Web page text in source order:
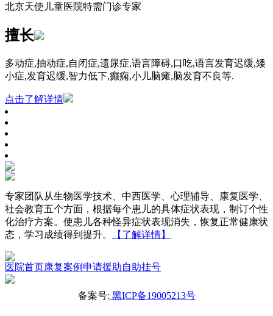
北京天使儿童医院特需门诊专家
擅长
多动症,抽动症,自闭症,遗尿症,语言障碍,口吃,语言发育迟缓,矮
小症,发育迟缓,智力低下,癫痫,小儿脑瘫,脑发育不良等.
点击了解详情
专家团队从生物医学技术、中西医学、心理辅导、康复医学、
社会教育五个方面，根据每个患儿的具体症状表现，制订个性
化治疗方案。使患儿各种怪异症状表现消失，恢复正常健康状
态，学习成绩得到提升。
【了解详情】
医院首页康复案例 申请援助自助挂号
备案号: 黑ICP备19005213号